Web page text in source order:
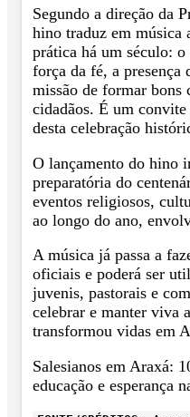
Segundo a direção da
hino traduz em música
prática há um século:
força da fé, a
missão de formar bons
cidadãos. É um
desta celebração
O lançamento do hino
preparatória do
eventos religiosos,
ao longo do ano,
A música já passa a
oficiais e poderá ser
juvenis, pastorais e
celebrar e manter viva
transformou vidas em
Salesianos em Araxá:
educação e esperança